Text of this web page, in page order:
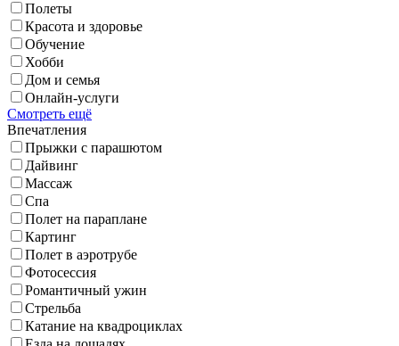
Полеты
Красота и здоровье
Обучение
Хобби
Дом и семья
Онлайн-услуги
Смотреть ещё
Впечатления
Прыжки с парашютом
Дайвинг
Массаж
Спа
Полет на параплане
Картинг
Полет в аэротрубе
Фотосессия
Романтичный ужин
Стрельба
Катание на квадроциклах